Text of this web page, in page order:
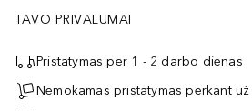
TAVO PRIVALUMAI
Pristatymas per 1 - 2 darbo dienas
Nemokamas pristatymas perkant